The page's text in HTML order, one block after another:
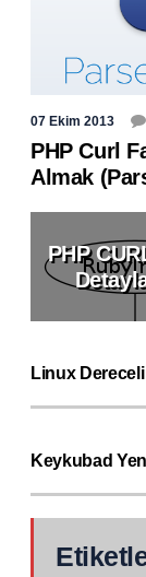
07 Ekim 2013
PHP Curl
Almak
PHP
Linux
Keykubad